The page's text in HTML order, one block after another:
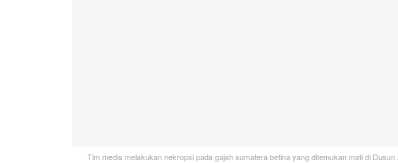
Tim medis melakukan nekropsi pada gajah sumatera betina yang ditemukan mati di